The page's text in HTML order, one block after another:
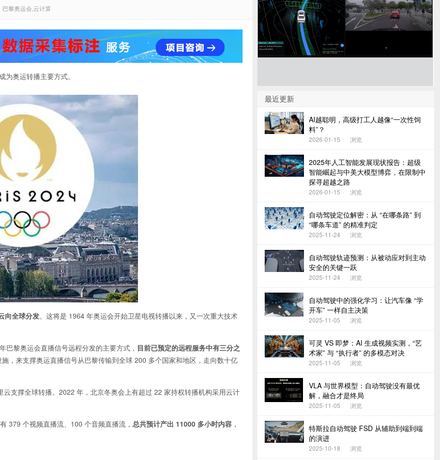
黎奥运会,云计算
奥运转播主要方式。
向全球分发。这将是 1964 年奥运会开始卫星电视转播以来，又一次重大技术
黎奥运会直播信号远程分发的主要方式， 目前已预定的远程服务中有三分之
，来支撑奥运直播信号从巴黎传输到全球 200 多个国家和地区，走向数十亿
支撑全球转播。2022 年，北京冬奥会上有超过 22 家持权转播机构采用云计
379 个视频直播流、100 个音频直播流， 总共预计产出 11000 多小时内容 ，
最近更新
AI越聪明，高级打工人越像“一次性饲
料”？
2026-01-15 浏览
2025年人工智能发展现状报告：超级
智能崛起与中美大模型博弈，在限制中
探寻超越之路
2026-01-15 浏览
自动驾驶定位解密：从 “在哪条路” 到
“哪条车道” 的精准判定
2025-11-24 浏览
自动驾驶轨迹预测：从被动应对到主动
安全的关键一跃
2025-11-24 浏览
自动驾驶中的强化学习：让汽车像 “学
开车” 一样自主决策
2025-11-05 浏览
可灵 VS 即梦：AI 生成视频实测，“艺
术家” 与 “执行者” 的多模态对决
2025-11-05 浏览
VLA 与世界模型：自动驾驶没有最优
解，融合才是终局
2025-11-05 浏览
特斯拉自动驾驶 FSD 从辅助到端到端
的演进
2025-10-18 浏览